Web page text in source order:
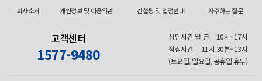
회사소개 개인정보 및 이용약관 컨설팅 및 입점안내 자주하는 질문
고객센터
1577-9480
상담시간 월-금
10시~17시
점심시간
11시 30분~13시
(토요일, 일요일, 공휴일 휴무)